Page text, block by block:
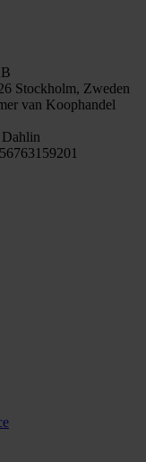
Stockholm, Zweden
van Koophandel